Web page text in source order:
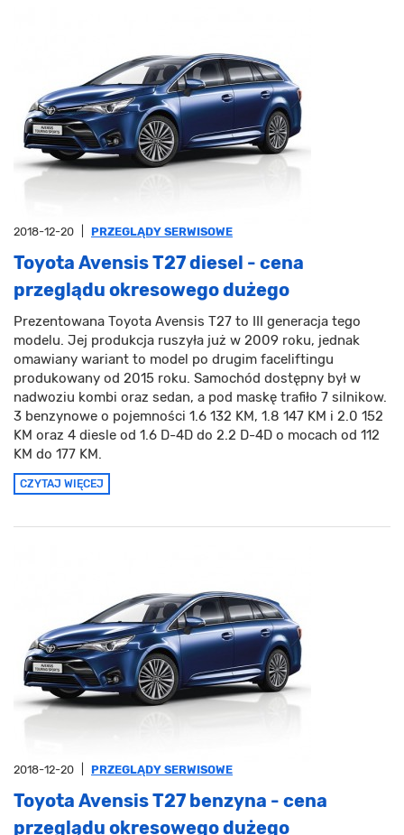
2018-12-20 PRZEGLĄDY SERWISOWE
Toyota Avensis T27 diesel - cena
przeglądu okresowego dużego
Prezentowana Toyota Avensis T27 to III generacja tego
modelu. Jej produkcja ruszyła już w 2009 roku, jednak
omawiany wariant to model po drugim faceliftingu
produkowany od 2015 roku. Samochód dostępny był w
nadwoziu kombi oraz sedan, a pod maskę trafiło 7 silnikow.
3 benzynowe o pojemności 1.6 132 KM, 1.8 147 KM i 2.0 152
KM oraz 4 diesle od 1.6 D-4D do 2.2 D-4D o mocach od 112
KM do 177 KM.
CZYTAJ WIĘCEJ
2018-12-20 PRZEGLĄDY SERWISOWE
Toyota Avensis T27 benzyna - cena
przeglądu okresowego dużego